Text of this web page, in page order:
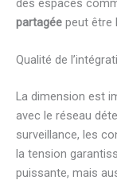
des espaces
partagée peut être
Qualité de
La dimension est
avec le réseau
surveillance, les
la tension
puissante, mais